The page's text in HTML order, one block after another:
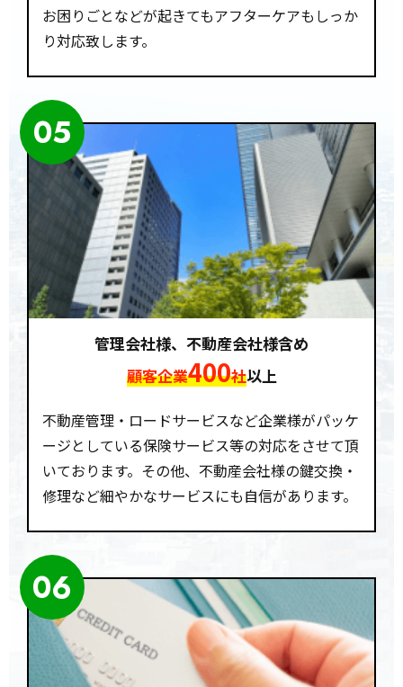
お困りごとなどが起きてもアフターケアもしっか
り対応致します。
05
管理会社様、不動産会社様含め
顧客企業400社以上
不動産管理・ロードサービスなど企業様がパッケ
ージとしている保険サービス等の対応をさせて頂
いております。その他、不動産会社様の鍵交換・
修理など細やかなサービスにも自信があります。
06